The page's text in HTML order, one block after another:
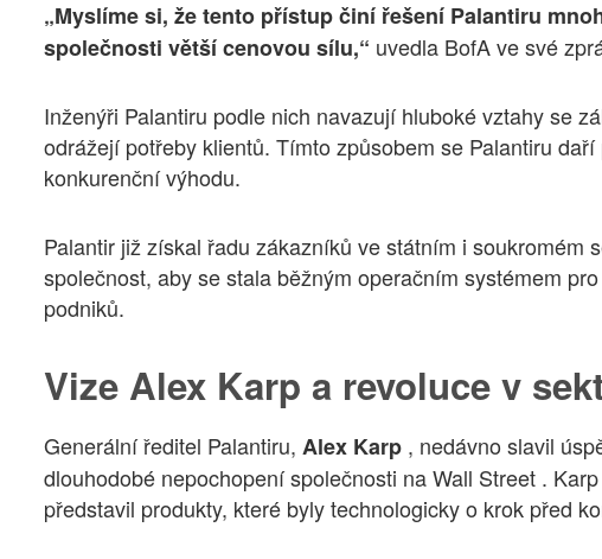
„Myslíme si, že tento přístup činí řešení Palantiru
společnosti větší cenovou sílu,“ uvedla BofA ve své
Inženýři Palantiru podle nich navazují hluboké vztahy se
odrážejí potřeby klientů. Tímto způsobem se Palantiru
konkurenční výhodu.
Palantir již získal řadu zákazníků ve státním i soukromém
společnost, aby se stala běžným operačním systémem
podniků.
Vize Alex Karp a revoluce v
Generální ředitel Palantiru, Alex Karp , nedávno slavil
dlouhodobé nepochopení společnosti na Wall Street .
představil produkty, které byly technologicky o krok před